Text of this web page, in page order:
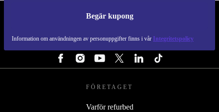
Begär kupong
Information om användningen av personuppgifter finns i vår Integritetspolicy
REFURBED SVERIGE - RETHINK NEW.
FÖLJ OSS
FÖRETAGET
Varför refurbed